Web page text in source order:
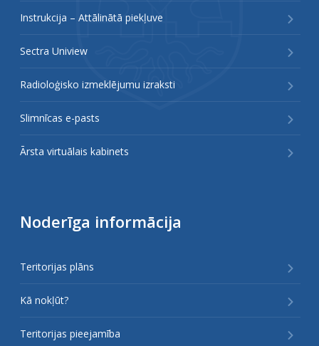
Instrukcija – Attālinātā piekļuve
Sectra Uniview
Radioloģisko izmeklējumu izraksti
Slimnīcas e-pasts
Ārsta virtuālais kabinets
Noderīga informācija
Teritorijas plāns
Kā nokļūt?
Teritorijas pieejamība